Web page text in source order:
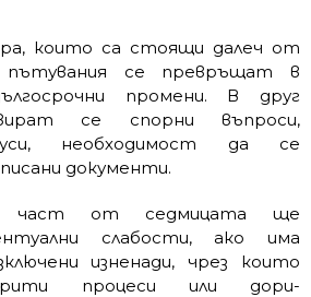
които са стоящи далеч от
пътувания се превръщат в
промени. В друг
се спорни въпроси,
необходимост да се
документи.
част от седмицата ще
слабости, ако има
изненади, чрез които
процеси или дори-